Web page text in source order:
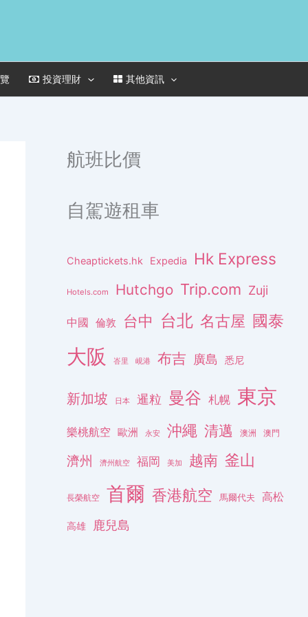
投資理財 其他資訊
航班比價
自駕遊租車
Cheaptickets.hk Expedia Hk Express
Hotels.com Hutchgo Trip.com Zuji
中國 倫敦 台中 台北 名古屋 國泰
大阪 峇里 峴港 布吉 廣島 悉尼
新加坡 日本 暹粒 曼谷 札幌 東京
樂桃航空 歐洲 永安 沖繩 清邁 澳洲 澳門
濟州 濟州航空 福岡 美加 越南 釜山
長榮航空 首爾 香港航空 馬爾代夫 高松
高雄 鹿兒島